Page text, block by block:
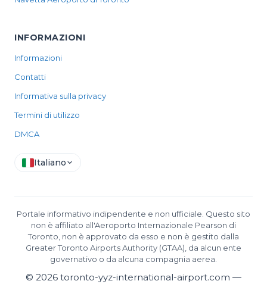
INFORMAZIONI
Informazioni
Contatti
Informativa sulla privacy
Termini di utilizzo
DMCA
Italiano
Portale informativo indipendente e non ufficiale. Questo sito
non è affiliato all'Aeroporto Internazionale Pearson di
Toronto, non è approvato da esso e non è gestito dalla
Greater Toronto Airports Authority (GTAA), da alcun ente
governativo o da alcuna compagnia aerea.
© 2026 toronto-yyz-international-airport.com —